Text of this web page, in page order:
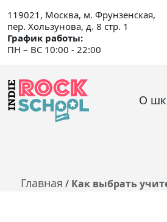
119021, Москва, м. Фрунзенская,
пер. Хользунова, д. 8 стр. 1
График работы:
ПН – ВС 10:00 - 22:00
О
Главная / Как выбрать